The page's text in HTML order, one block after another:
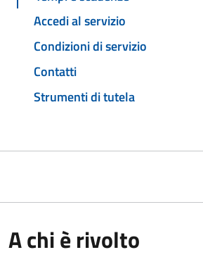
Accedi al servizio
Condizioni di servizio
Contatti
Strumenti di tutela
A chi è rivolto